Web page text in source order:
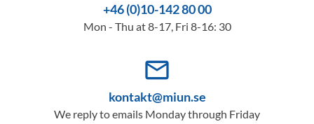
+46 (0)10-142 80 00
Mon - Thu at 8-17, Fri 8-16: 30
mail_outline
kontakt@miun.se
We reply to emails Monday through Friday